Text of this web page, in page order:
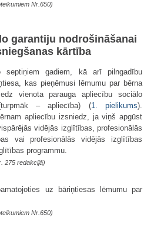
Nr.650)
garantiju nodrošināšanai
kārtība
gadiem, kā arī pilngadību
kas pieņēmusi lēmumu par bērna
vienota parauga apliecību sociālo
– apliecība) (1. pielikums).
apliecību izsniedz, ja viņš apgūst
vidējās izglītības, profesionālās
vai profesionālās vidējās izglītības
programmu.
275 redakcijā)
uz bāriņtiesas lēmumu par
Nr.650)